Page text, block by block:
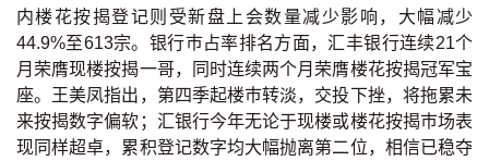
供款年期计算
工商铺按揭计算
印花税计算
内楼花按揭登记则受新盘上会数量减少影响，大幅减少
44.9%至613宗。银行巿占率排名方面，汇丰银行连续21个
月荣膺现楼按揭一哥，同时连续两个月荣膺楼花按揭冠军宝
座。王美凤指出，第四季起楼巿转淡，交投下挫，将拖累未
来按揭数字偏软；汇银行今年无论于现楼或楼花按揭巿场表
现同样超卓，累积登记数字均大幅抛离第二位，相信已稳夺